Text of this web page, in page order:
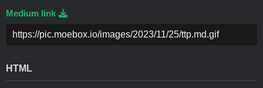
Medium link
HTML